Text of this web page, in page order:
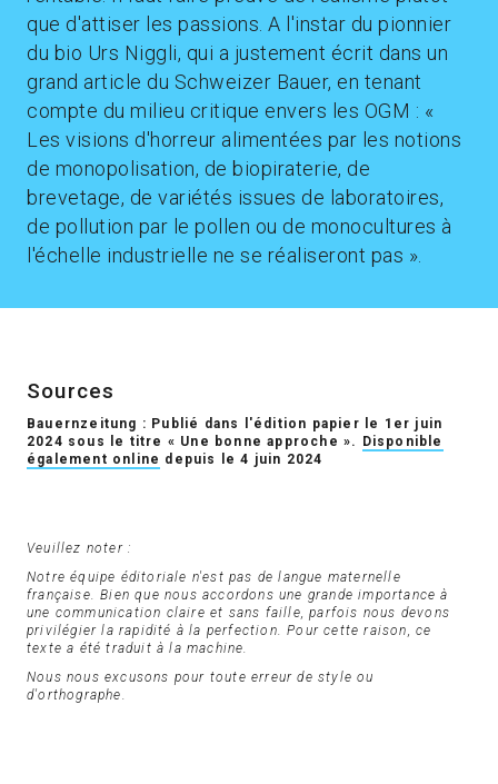
que d'attiser les passions. A l'instar du pionnier
du bio Urs Niggli, qui a justement écrit dans un
grand article du Schweizer Bauer, en tenant
compte du milieu critique envers les OGM : «
Les visions d'horreur alimentées par les notions
de monopolisation, de biopiraterie, de
brevetage, de variétés issues de laboratoires,
de pollution par le pollen ou de monocultures à
l'échelle industrielle ne se réaliseront pas ».
Sources
Bauernzeitung : Publié dans l'édition papier le 1er juin
2024 sous le titre « Une bonne approche ».
Disponible
également online depuis le 4 juin 2024
Veuillez noter :
Notre équipe éditoriale n'est pas de langue maternelle
française. Bien que nous accordons une grande importance à
une communication claire et sans faille, parfois nous devons
privilégier la rapidité à la perfection. Pour cette raison, ce
texte a été traduit à la machine.
Nous nous excusons pour toute erreur de style ou
d'orthographe.